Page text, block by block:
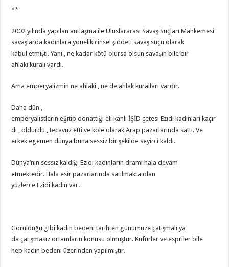
**
2002 yılında yapılan antlaşma ile Uluslararası Savaş Suçları Mahkemesi
savaşlarda kadınlara yönelik cinsel şiddeti savaş suçu olarak
kabul etmişti. Yani , ne kadar kötü olursa olsun savaşın bile bir
ahlaki kuralı vardı.
Ama emperyalizmin ne ahlaki , ne de ahlak kuralları vardır.
Daha dün ,
emperyalistlerin eğitip donattığı eli kanlı İŞİD çetesi Ezidi kadınları kaçır
dı , öldürdü , tecavüz etti ve köle olarak Arap pazarlarında sattı. Ve
erkek egemen dünya buna sessiz bir şekilde seyirci kaldı.
Dünya’nın sessiz kaldığı Ezidi kadınların dramı hala devam
etmektedir. Hala esir pazarlarında satılmakta olan
yüzlerce Ezidi kadın var.
Görüldüğü gibi kadın bedeni tarihten günümüze çatışmalı ya
da çatışmasız ortamların konusu olmuştur. Küfürler ve espriler bile
hep kadın bedeni üzerinden yapılmıştır.